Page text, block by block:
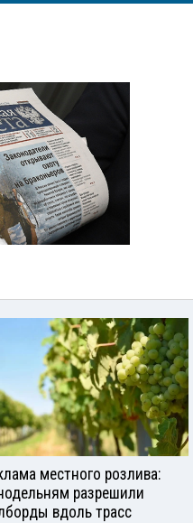
местного розлива:
разрешили
вдоль трасс